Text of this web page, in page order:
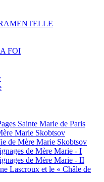
FOI
Sainte Marie de Paris
Marie Skobtsov
de Mère Marie Skobtsov
de Mère Marie - I
de Mère Marie - II
Lascroux et le « Châle de